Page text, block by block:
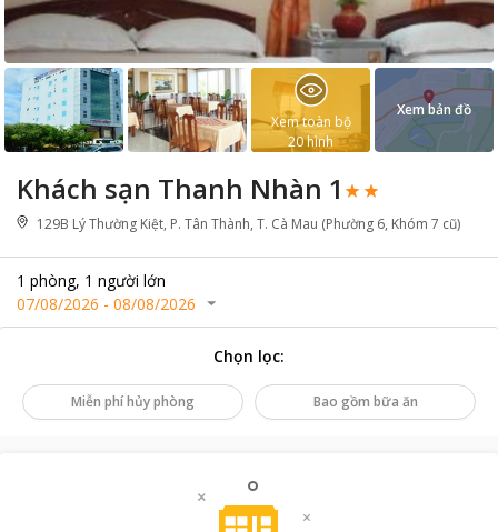
Khách sạn Thanh Nhàn 1
129B Lý Thường Kiệt, P. Tân Thành, T. Cà Mau (Phường 6, Khóm 7 cũ)
1 phòng, 1 người lớn
07/08/2026 - 08/08/2026
Xem toàn bộ
20hình
Xem bản đồ
Chọn lọc:
Miễn phí hủy phòng Bao gồm bữa ăn